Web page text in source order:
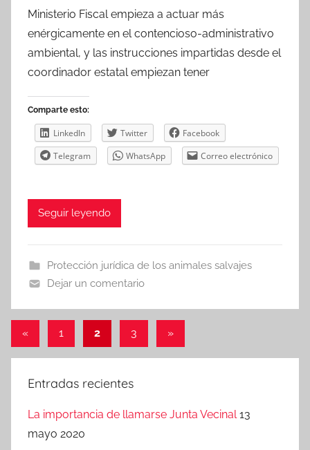
Ministerio Fiscal empieza a actuar más
enérgicamente en el contencioso-administrativo
ambiental, y las instrucciones impartidas desde el
coordinador estatal empiezan tener
Comparte esto:
LinkedIn Twitter
Facebook
Telegram
WhatsApp Correo electrónico
Seguir leyendo
Protección jurídica de los animales salvajes
Dejar un comentario
Paginación
de
entradas
«Entradas
anteriores
1 2 3
Entradas
siguientes
»
Entradas recientes
La importancia de llamarse Junta Vecinal 13
mayo 2020